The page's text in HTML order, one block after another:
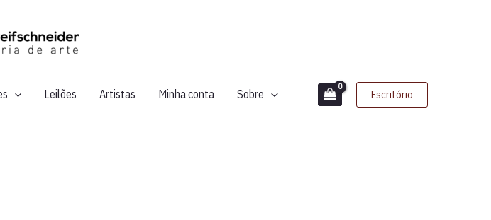
Leilões Artistas Minha conta Sobre Escritório